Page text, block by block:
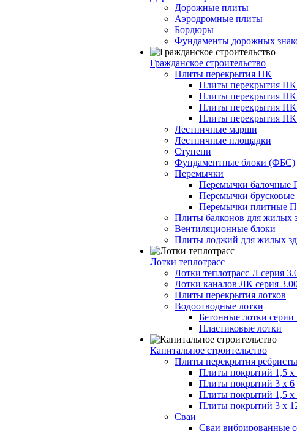
Дорожные плиты
Аэродромные плиты
Бордюры
Фундаменты дорожных
Гражданское строительство
Плиты перекрытия ПК
Плиты перекрытия
Плиты перекрытия
Плиты перекрытия
Плиты перекрытия
Лестничные марши
Лестничные площадки
Ступени
Фундаментные блоки (ФБС)
Перемычки
Перемычки балочные
Перемычки брусковые
Перемычки плитные
Плиты балконов для жилых
Вентиляционные блоки
Плиты лоджий для жилых
Лотки теплотрасс
Лотки теплотрасс Л серия
Лотки каналов ЛК серия
Плиты перекрытия лотков
Водоотводные лотки
Бетонные лотки
Пластиковые лотки
Капитальное строительство
Плиты перекрытия
Плиты покрытий 1,5 x
Плиты покрытий 3 x 6
Плиты покрытий 1,5 x
Плиты покрытий 3 x
Сваи
Сваи вибрированные